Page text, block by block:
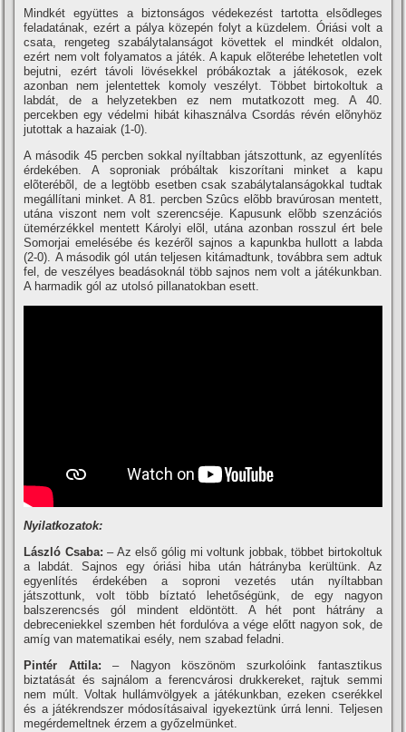
Mindkét együttes a biztonságos védekezést tartotta elsõdleges
feladatának, ezért a pálya közepén folyt a küzdelem. Óriási volt a
csata, rengeteg szabálytalanságot követtek el mindkét oldalon,
ezért nem volt folyamatos a játék. A kapuk elõterébe lehetetlen volt
bejutni, ezért távoli lövésekkel próbákoztak a játékosok, ezek
azonban nem jelentettek komoly veszélyt. Többet birtokoltuk a
labdát, de a helyzetekben ez nem mutatkozott meg. A 40.
percekben egy védelmi hibát kihasználva Csordás révén elõnyhöz
jutottak a hazaiak (1-0).
A második 45 percben sokkal nyí­ltabban játszottunk, az egyenlí­tés
érdekében. A soproniak próbáltak kiszorí­tani minket a kapu
elõterébõl, de a legtöbb esetben csak szabálytalanságokkal tudtak
megállí­tani minket. A 81. percben Szûcs elõbb bravúrosan mentett,
utána viszont nem volt szerencséje. Kapusunk elõbb szenzációs
ütemérzékkel mentett Károlyi elõl, utána azonban rosszul ért bele
Somorjai emelésébe és kezérõl sajnos a kapunkba hullott a labda
(2-0). A második gól után teljesen kitámadtunk, továbbra sem adtuk
fel, de veszélyes beadásoknál több sajnos nem volt a játékunkban.
A harmadik gól az utolsó pillanatokban esett.
Nyilatkozatok:
László Csaba:– Az első gólig mi voltunk jobbak, többet birtokoltuk
a labdát. Sajnos egy óriási hiba után hátrányba kerültünk. Az
egyenlí­tés érdekében a soproni vezetés után nyí­ltabban
játszottunk, volt több bí­ztató lehetőségünk, de egy nagyon
balszerencsés gól mindent eldöntött. A hét pont hátrány a
debreceniekkel szemben hét fordulóva a vége előtt nagyon sok, de
amí­g van matematikai esély, nem szabad feladni.
Pintér Attila: – Nagyon köszönöm szurkolóink fantasztikus
biztatását és sajnálom a ferencvárosi drukkereket, rajtuk semmi
nem múlt. Voltak hullámvölgyek a játékunkban, ezeken cserékkel
és a játékrendszer módosí­tásaival igyekeztünk úrrá lenni. Teljesen
megérdemeltnek érzem a győzelmünket.